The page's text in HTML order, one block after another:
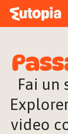
Fai un
video